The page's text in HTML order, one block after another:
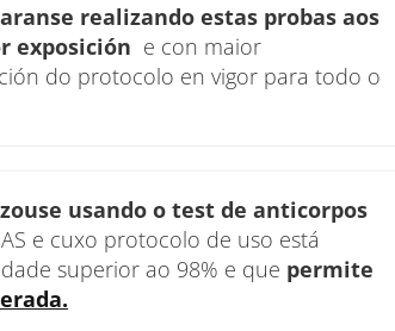
realizando estas probas aos
exposición e con maior
do protocolo en vigor para todo o
usando o test de anticorpos
e cuxo protocolo de uso está
superior ao 98% e que permite